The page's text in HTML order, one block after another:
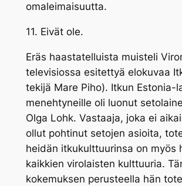
omaleimaisuutta.
11. Eivät ole.
Eräs haastatelluista muisteli
televisiossa esitettyä elokuvaa
tekijä Mare Piho). Itkun Estonia-
menehtyneille oli luonut
Olga Lohk. Vastaaja, joka ei
ollut pohtinut setojen asioita,
heidän itkukulttuurinsa on myös
kaikkien virolaisten kulttuuria.
kokemuksen perusteella hän